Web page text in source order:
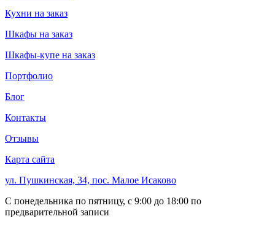
Кухни на заказ
Шкафы на заказ
Шкафы-купе на заказ
Портфолио
Блог
Контакты
Отзывы
Карта сайта
ул. Пушкинская, 34, пос. Малое Исаково
С понедельника по пятницу, с 9:00 до 18:00 по
предварительной записи